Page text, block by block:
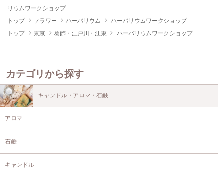
リウムワークショップ
トップ
フラワー ハーバリウム
ハーバリウムワークショップ
トップ
東京 葛飾・江戸川・江東 ハーバリウムワークショップ
カテゴリから探す
キャンドル・アロマ・石鹸
アロマ
石鹸
キャンドル